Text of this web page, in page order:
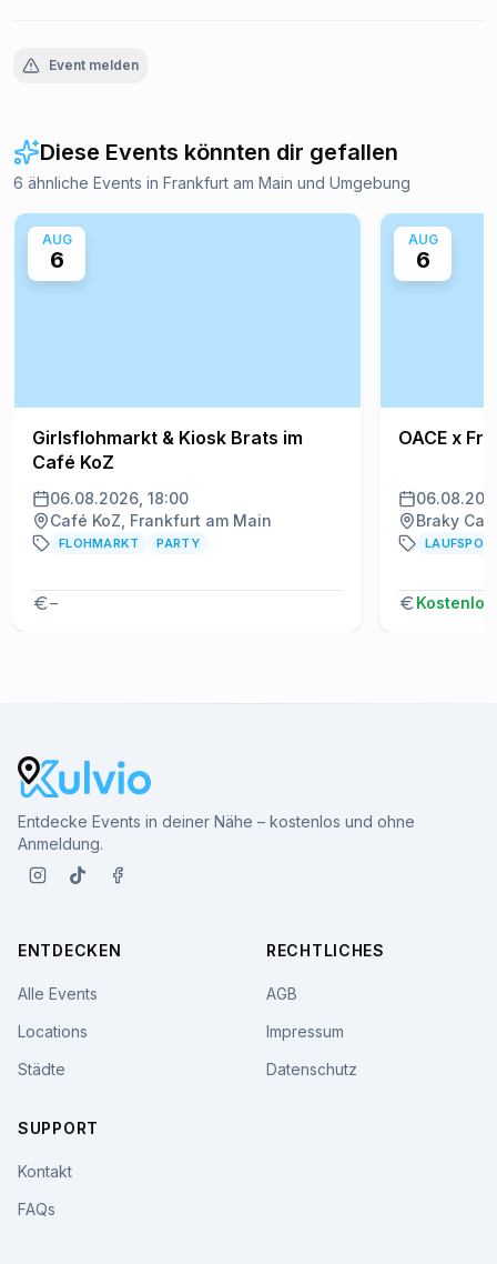
Event melden
Diese Events könnten dir gefallen
6 ähnliche Events in Frankfurt am Main und Umgebung
AUG
6
Girlsflohmarkt & Kiosk Brats im
Café KoZ
06.08.2026, 18:00
Café KoZ, Frankfurt am Main
FLOHMARKT PARTY
–
AUG
6
OACE x
Braky
Kostenlos
Entdecke Events in deiner Nähe – kostenlos und ohne
Anmeldung.
ENTDECKEN
Alle Events
Locations
Städte
RECHTLICHES
AGB
Impressum
Datenschutz
SUPPORT
Kontakt
FAQs